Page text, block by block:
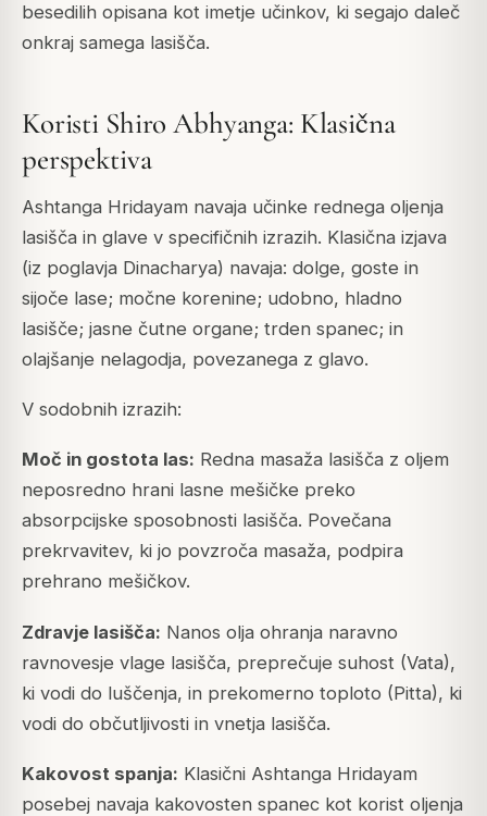
besedilih opisana kot imetje učinkov, ki segajo daleč
onkraj samega lasišča.
Koristi Shiro Abhyanga: Klasična
perspektiva
Ashtanga Hridayam navaja učinke rednega oljenja
lasišča in glave v specifičnih izrazih. Klasična izjava
(iz poglavja Dinacharya) navaja: dolge, goste in
sijoče lase; močne korenine; udobno, hladno
lasišče; jasne čutne organe; trden spanec; in
olajšanje nelagodja, povezanega z glavo.
V sodobnih izrazih:
Moč in gostota las: Redna masaža lasišča z oljem
neposredno hrani lasne mešičke preko
absorpcijske sposobnosti lasišča. Povečana
prekrvavitev, ki jo povzroča masaža, podpira
prehrano mešičkov.
Zdravje lasišča: Nanos olja ohranja naravno
ravnovesje vlage lasišča, preprečuje suhost (Vata),
ki vodi do luščenja, in prekomerno toploto (Pitta), ki
vodi do občutljivosti in vnetja lasišča.
Kakovost spanja: Klasični Ashtanga Hridayam
posebej navaja kakovosten spanec kot korist oljenja